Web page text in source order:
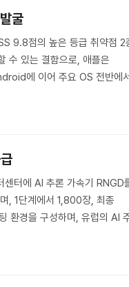
굴
9.8점의 높은 등급 취약점 2
수 있는 결함으로, 애플은
에 이어 주요 OS 전반에
터에 AI 추론 가속기 RNGD
, 1단계에서 1,800장, 최종
환경을 구성하며, 유럽의 AI